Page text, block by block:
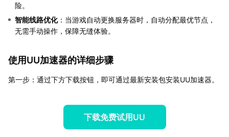
险。
智能线路优化：当游戏自动更换服务器时，自动分配最优节点，
无需手动操作，保障无缝体验。
使用UU加速器的详细步骤
第一步：通过下方下载按钮，即可通过最新安装包安装UU加速器。
下载免费试用UU